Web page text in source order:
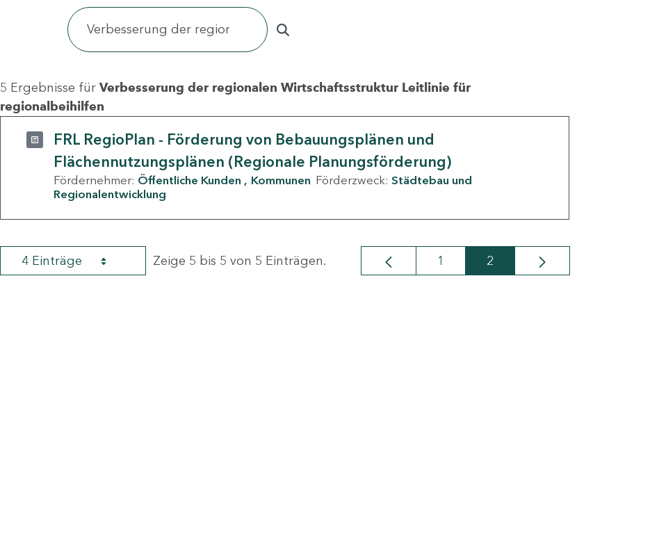
5 Ergebnisse für Verbesserung der regionalen Wirtschaftsstruktur Leitlinie für
regionalbeihilfen
FRL RegioPlan - Förderung von Bebauungsplänen und
Flächennutzungsplänen (Regionale Planungsförderung)
Fördernehmer: Öffentliche Kunden Kommunen Förderzweck: Städtebau und
Regionalentwicklung
4 Einträge Zeige 5 bis 5 von 5 Einträgen. Seite
1 Seite
2